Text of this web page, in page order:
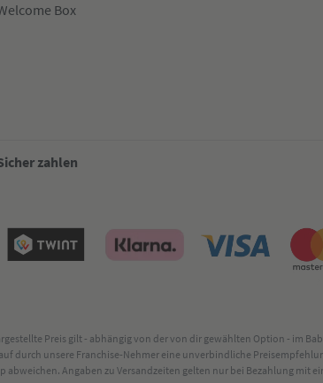
Box
zahlen
Preis gilt - abhängig von der von dir gewählten Option - im
durch unsere Franchise-Nehmer eine unverbindliche
Angaben zu Versandzeiten gelten nur bei Bezahlung mit